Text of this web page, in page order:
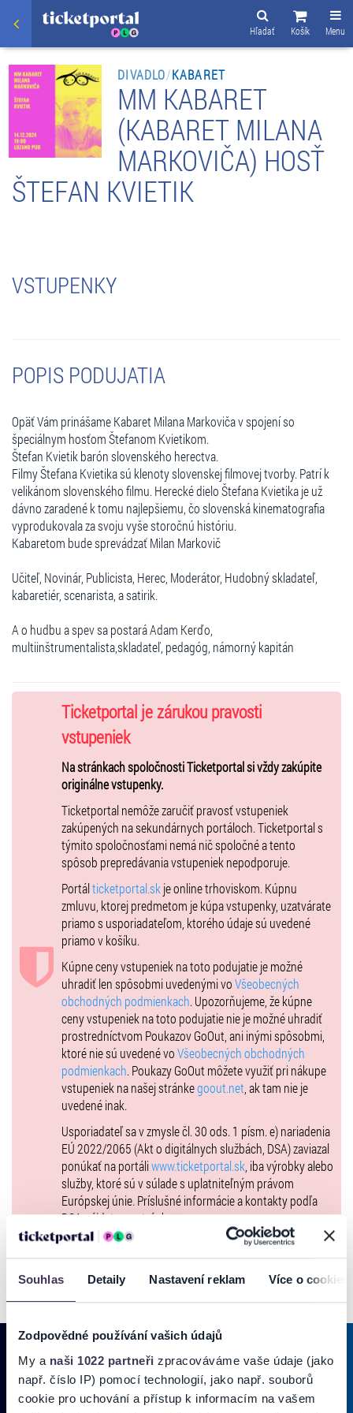
Souhlas Detaily Nastavení reklam Více o cookies
Zodpovědné používání vašich údajů
My a naši 1022 partneři zpracováváme vaše údaje (jako
např. číslo IP) pomocí technologií, jako např. souborů
cookie pro uchování a přístup k informacím na vašem
Menu
Košík
Hľadať
DIVADLO/KABARET
MM KABARET
(KABARET MILANA
MARKOVIČA) HOSŤ
ŠTEFAN KVIETIK
VSTUPENKY
POPIS PODUJATIA
Opäť Vám prinášame Kabaret Milana Markoviča v spojení so
špeciálnym hosťom Štefanom Kvietikom.
Štefan Kvietik barón slovenského herectva.
Filmy Štefana Kvietika sú klenoty slovenskej filmovej tvorby. Patrí k
velikánom slovenského filmu. Herecké dielo Štefana Kvietika je už
dávno zaradené k tomu najlepšiemu, čo slovenská kinematografia
vyprodukovala za svoju vyše storočnú históriu.
Kabaretom bude sprevádzať Milan Markovič
Učiteľ, Novinár, Publicista, Herec, Moderátor, Hudobný skladateľ,
kabaretiér, scenarista, a satirik.
A o hudbu a spev sa postará Adam Kerďo,
multiinštrumentalista,skladateľ, pedagóg, námorný kapitán
Ticketportal je zárukou pravosti
vstupeniek
Na stránkach spoločnosti Ticketportal si vždy zakúpite
originálne vstupenky.
Ticketportal nemôže zaručiť pravosť vstupeniek
zakúpených na sekundárnych portáloch. Ticketportal s
týmito spoločnosťami nemá nič spoločné a tento
spôsob prepredávania vstupeniek nepodporuje.
Portálticketportal.sk je online trhoviskom. Kúpnu
zmluvu, ktorej predmetom je kúpa vstupenky, uzatvárate
priamo s usporiadateľom, ktorého údaje sú uvedené
priamo v košíku.
Kúpne ceny vstupeniek na toto podujatie je možné
uhradiť len spôsobmi uvedenými voVšeobecných
obchodných podmienkach. Upozorňujeme, že kúpne
ceny vstupeniek na toto podujatie nie je možné uhradiť
prostredníctvom Poukazov GoOut, ani inými spôsobmi,
ktoré nie sú uvedené voVšeobecných obchodných
podmienkach. Poukazy GoOut môžete využiť pri nákupe
vstupeniek na našej stránkegoout.net , ak tam nie je
uvedené inak.
Usporiadateľ sa v zmysle čl. 30 ods. 1 písm. e) nariadenia
EÚ 2022/2065 (Akt o digitálnych službách, DSA) zaviazal
ponúkať na portáliwww.ticketportal.sk , iba výrobky alebo
služby, ktoré sú v súlade s uplatniteľným právom
Európskej únie. Príslušné informácie a kontakty podľa
DSA nájdete na stránketu.
PRIHLÁSIŤ SA KODBERU NOVINIEK